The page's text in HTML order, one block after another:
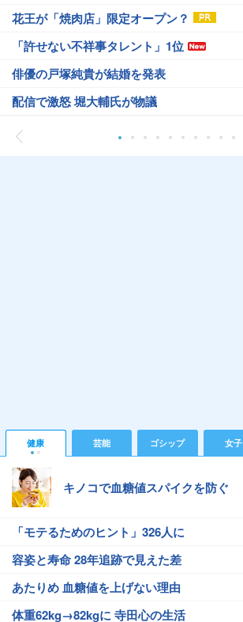
花王が「焼肉店」限定オープン？
「許せない不祥事タレント」1位
俳優の戸塚純貴が結婚を発表
配信で激怒 堀大輔氏が物議
健康 芸能 ゴシップ 女子
キノコで血糖値スパイクを防ぐ
「モテるためのヒント」326人に
容姿と寿命 28年追跡で見えた差
あたりめ 血糖値を上げない理由
体重62kg→82kgに 寺田心の生活